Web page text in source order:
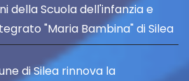
della Scuola dell'infanzia e
"Maria Bambina" di Silea
di Silea rinnova la